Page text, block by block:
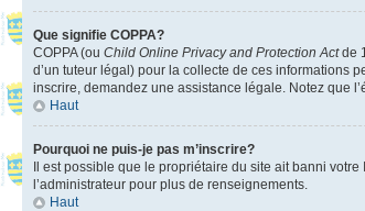
Que signifie COPPA?
COPPA (ou Child Online Privacy and Protection Actde
d’un tuteur légal) pour la collecte de ces informations
inscrire, demandez une assistance légale. Notez que
Haut
Pourquoi ne puis-je pas m’inscrire?
Il est possible que le propriétaire du site ait banni
l’administrateur pour plus de renseignements.
Haut